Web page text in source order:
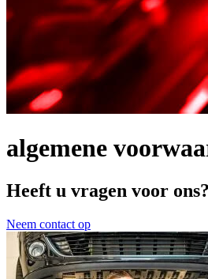
algemene
Heeft u vragen voor ons?
Neem contact op